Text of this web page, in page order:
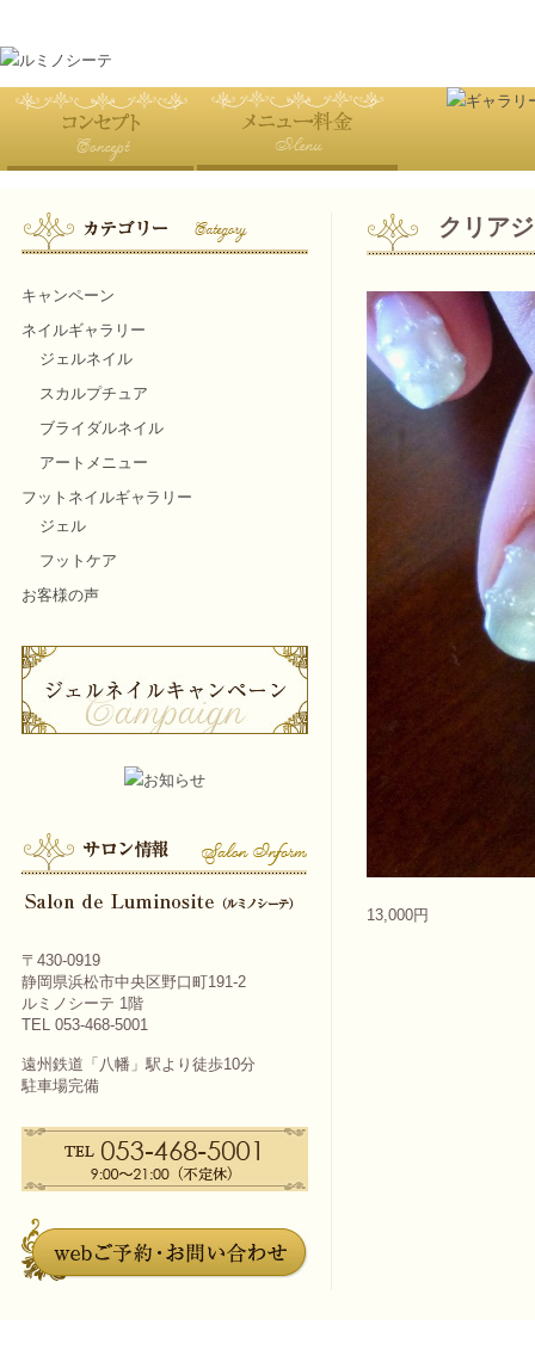
クリア
13,000円
キャンペーン
ネイルギャラリー
ジェルネイル
スカルプチュア
ブライダルネイル
アートメニュー
フットネイルギャラリー
ジェル
フットケア
お客様の声
〒430-0919
静岡県浜松市中央区野口町191-2
ルミノシーテ 1階
TEL 053-468-5001
遠州鉄道「八幡」駅より徒歩10分
駐車場完備